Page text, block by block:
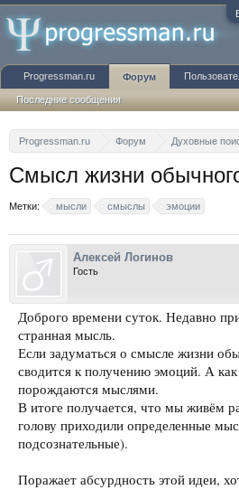
Progressman.ru Форум Духовные
Смысл жизни
Метки: мысли смыслы эмоции
Алексей Логинов
Гость
Доброго времени суток. Недавно
странная мысль.
Если задуматься о смысле жизни
сводится к получению эмоций. А
порождаются мыслями.
В итоге получается, что мы живём
голову приходили определенные
подсознательные).
Поражает абсурдность этой идеи,
Progressman.ru Форум
Последние сообщения